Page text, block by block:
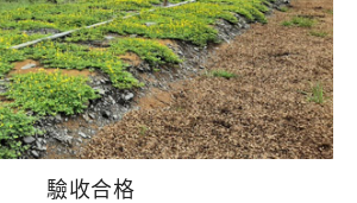
驗收合格